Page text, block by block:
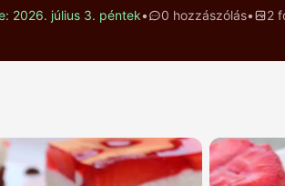
2026. július 3. péntek• 0 hozzászólás• 2